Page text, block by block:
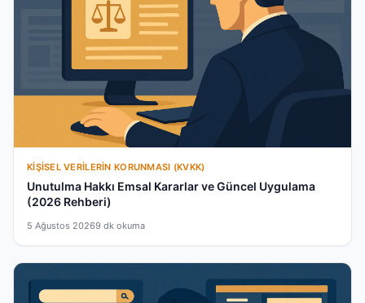
KIŞISEL VERILERIN KORUNMASI (KVKK)
Unutulma Hakkı Emsal Kararlar ve Güncel Uygulama
(2026 Rehberi)
5 Ağustos 20269 dk okuma